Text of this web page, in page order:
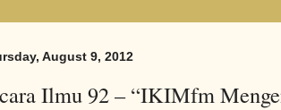
August 9, 2012
Ilmu 92 – “IKIMfm